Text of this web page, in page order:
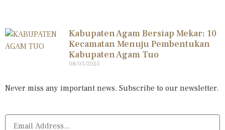
Kabupaten Agam Bersiap Mekar: 10
Kecamatan Menuju Pembentukan
Kabupaten Agam Tuo
08/05/2025
Never miss any important news. Subscribe to our newsletter.